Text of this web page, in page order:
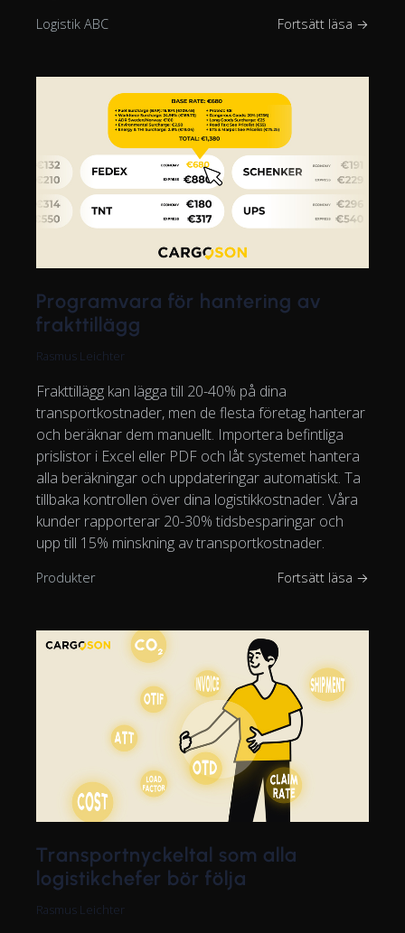
Logistik ABC Fortsätt läsa →
Programvara för hantering av
frakttillägg
Rasmus Leichter
Frakttillägg kan lägga till 20-40% på dina
transportkostnader, men de flesta företag hanterar
och beräknar dem manuellt. Importera befintliga
prislistor i Excel eller PDF och låt systemet hantera
alla beräkningar och uppdateringar automatiskt. Ta
tillbaka kontrollen över dina logistikkostnader. Våra
kunder rapporterar 20-30% tidsbesparingar och
upp till 15% minskning av transportkostnader.
Produkter Fortsätt läsa →
Transportnyckeltal som alla
logistikchefer bör följa
Rasmus Leichter